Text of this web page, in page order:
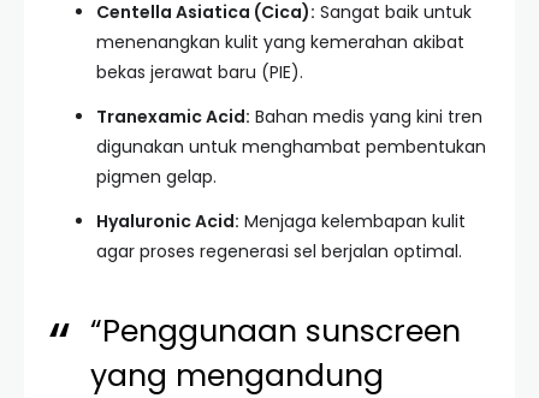
Centella Asiatica (Cica): Sangat baik untuk
menenangkan kulit yang kemerahan akibat
bekas jerawat baru (PIE).
Tranexamic Acid: Bahan medis yang kini tren
digunakan untuk menghambat pembentukan
pigmen gelap.
Hyaluronic Acid: Menjaga kelembapan kulit
agar proses regenerasi sel berjalan optimal.
“Penggunaan sunscreen
yang mengandung